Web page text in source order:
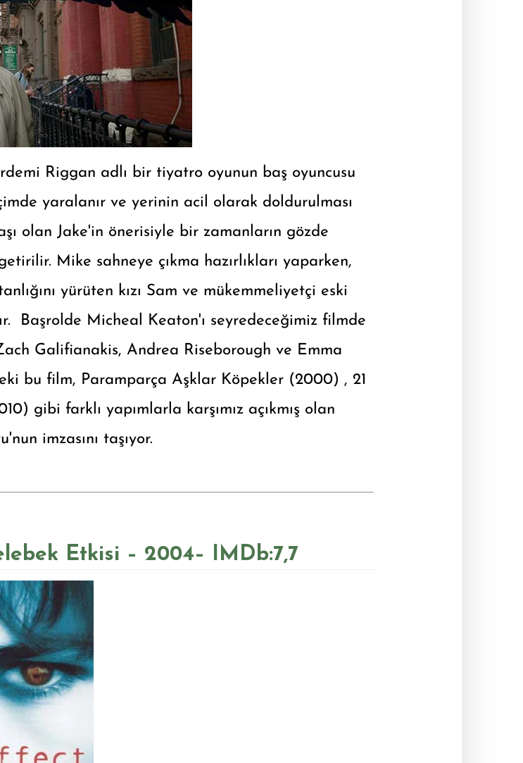
Riggan adlı bir tiyatro oyunun baş oyuncusu
yaralanır ve yerinin acil olarak doldurulması
olan Jake'in önerisiyle bir zamanların gözde
Mike sahneye çıkma hazırlıkları yaparken,
yürüten kızı Sam ve mükemmeliyetçi eski
Başrolde Micheal Keaton'ı seyredeceğimiz filmde
Galifianakis, Andrea Riseborough ve Emma
bu film, Paramparça Aşklar Köpekler (2000) , 21
gibi farklı yapımlarla karşımız açıkmış olan
imzasını taşıyor.
Etkisi – 2004– IMDb:7,7